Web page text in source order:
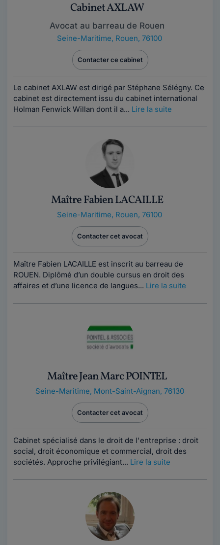
Cabinet AXLAW
Avocat au barreau de Rouen
Seine-Maritime, Rouen, 76100
Contacter ce cabinet
Le cabinet AXLAW est dirigé par Stéphane Sélégny. Ce
cabinet est directement issu du cabinet international
Holman Fenwick Willan dont il a... Lire la suite
Maître Fabien LACAILLE
Seine-Maritime, Rouen, 76100
Contacter cet avocat
Maître Fabien LACAILLE est inscrit au barreau de
ROUEN. Diplômé d’un double cursus en droit des
affaires et d’une licence de langues... Lire la suite
Maître Jean Marc POINTEL
Seine-Maritime, Mont-Saint-Aignan, 76130
Contacter cet avocat
Cabinet spécialisé dans le droit de l'entreprise : droit
social, droit économique et commercial, droit des
sociétés. Approche privilégiant... Lire la suite